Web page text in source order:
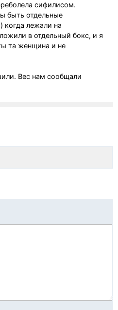
сифилисом.
быть отдельные
когда лежали на
в отдельный бокс, и я
та женщина и не
Вес нам сообщали